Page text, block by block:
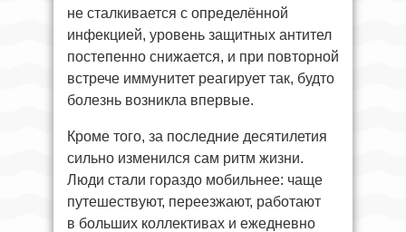
не сталкивается с определённой
инфекцией, уровень защитных антител
постепенно снижается, и при повторной
встрече иммунитет реагирует так, будто
болезнь возникла впервые.
Кроме того, за последние десятилетия
сильно изменился сам ритм жизни.
Люди стали гораздо мобильнее: чаще
путешествуют, переезжают, работают
в больших коллективах и ежедневно